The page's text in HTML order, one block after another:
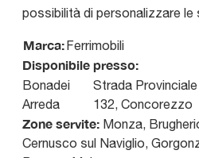
possibilità di personalizzare le
Marca:Ferrimobili
Disponibile presso:
Bonadei
Arreda
Strada
132, Concorezzo
Zone servite: Monza,
Cernusco sul Naviglio,